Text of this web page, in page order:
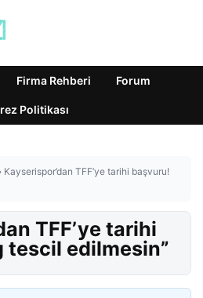
Firma Rehberi Forum
Politikası
› Kayserispor’dan TFF’ye tarihi başvuru!
TFF’ye tarihi
tescil edilmesin”